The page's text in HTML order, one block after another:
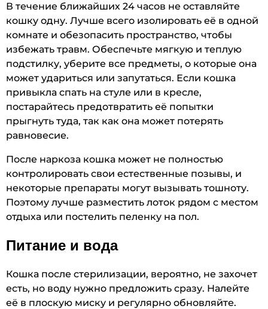
В течение ближайших 24 часов не оставляйте
кошку одну. Лучше всего изолировать её в одной
комнате и обезопасить пространство, чтобы
избежать травм. Обеспечьте мягкую и теплую
подстилку, уберите все предметы, о которые она
может удариться или запутаться. Если кошка
привыкла спать на стуле или в кресле,
постарайтесь предотвратить её попытки
прыгнуть туда, так как она может потерять
равновесие.
После наркоза кошка может не полностью
контролировать свои естественные позывы, и
некоторые препараты могут вызывать тошноту.
Поэтому лучше разместить лоток рядом с местом
отдыха или постелить пеленку на пол.
Питание и вода
Кошка после стерилизации, вероятно, не захочет
есть, но воду нужно предложить сразу. Налейте
её в плоскую миску и регулярно обновляйте.